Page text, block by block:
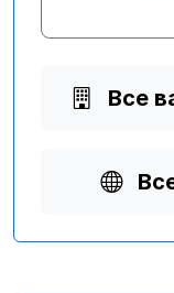
Все